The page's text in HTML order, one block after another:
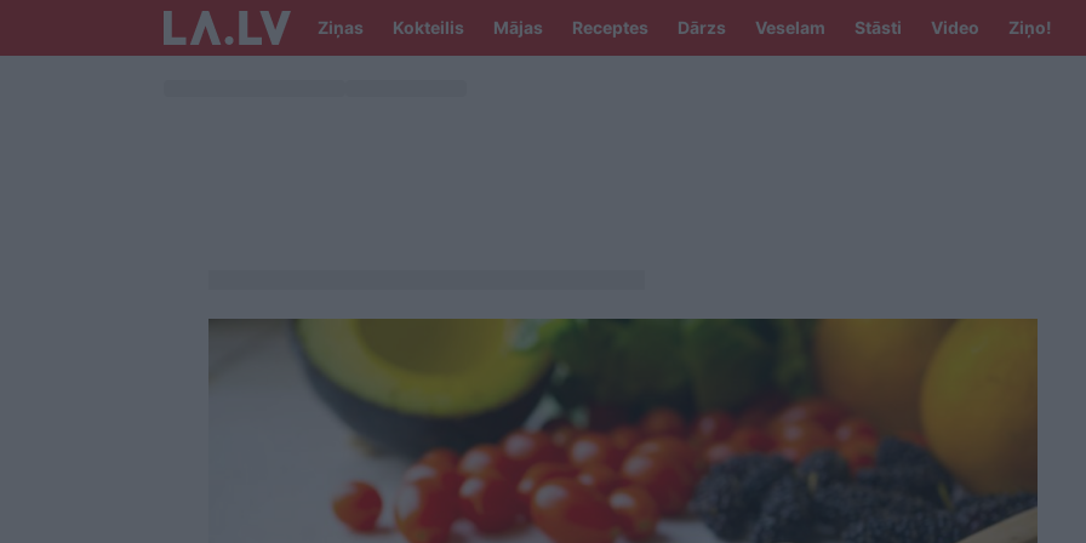
Ziņas Kokteilis Mājas Receptes Dārzs Veselam Stāsti Video Ziņo!